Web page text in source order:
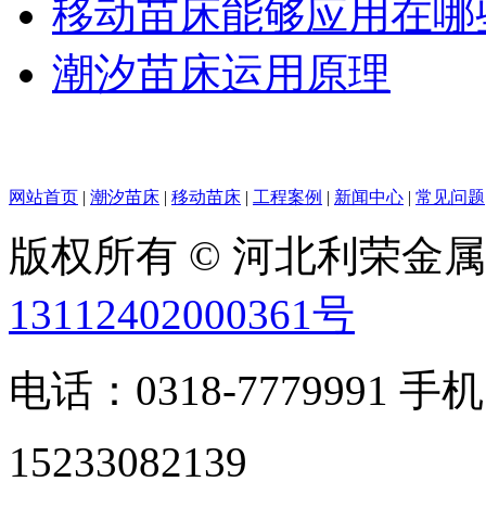
移动苗床能够应用在
潮汐苗床运用原理
网站首页 | 潮汐苗床 | 移动苗床 | 工程案例 | 新闻中心 | 常见问题
版权所有 © 河北利荣金
13112402000361号
电话：0318-7779991 手
15233082139